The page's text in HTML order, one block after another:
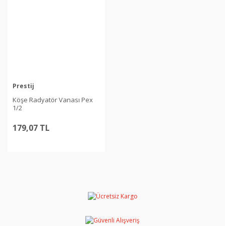
Prestij
Köşe Radyatör Vanası Pex
1/2
179,07 TL